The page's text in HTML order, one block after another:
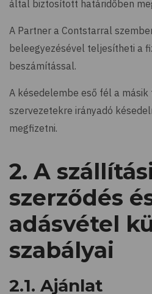
által biztosított határidőben
A Partner a Contstarral
beleegyezésével teljesítheti a
beszámítással.
A késedelembe eső fél a
szervezetekre irányadó
megfizetni.
2. A
szerződés
adásvétel
szabályai
2.1. Ajánlat